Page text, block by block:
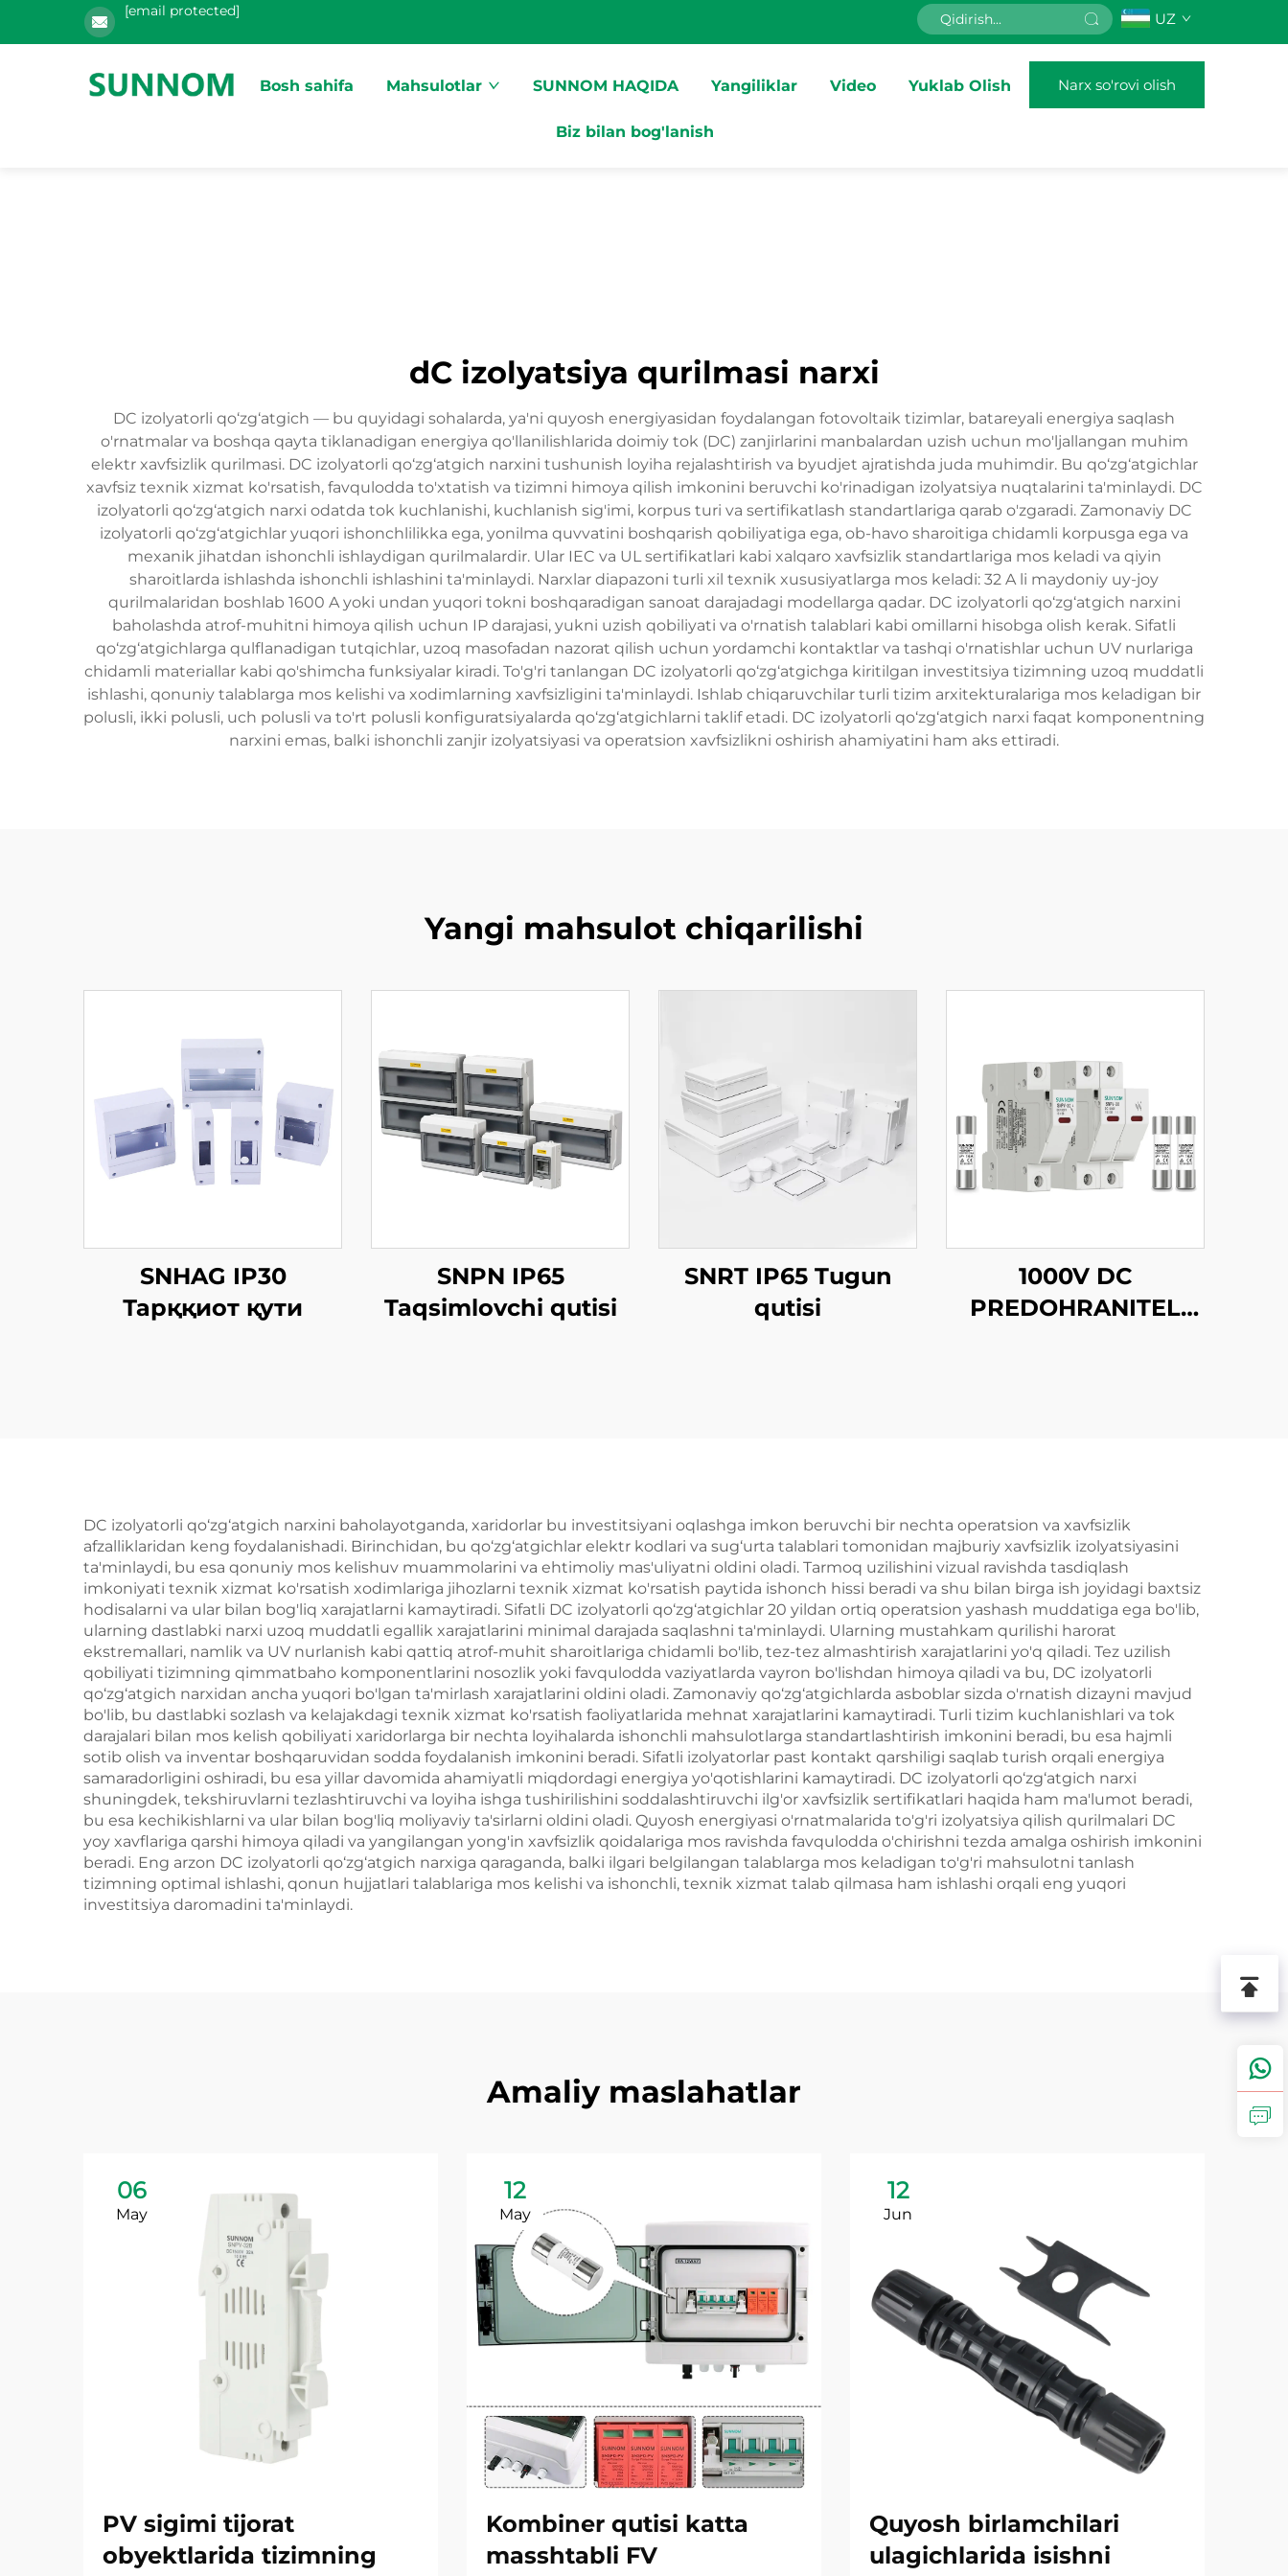
[email protected] UZ
Bosh sahifa Mahsulotlar SUNNOM HAQIDA Yangiliklar Video Yuklab Olish
Biz bilan bog'lanish
Narx so'rovi olish
dC izolyatsiya qurilmasi narxi
DC izolyatorli qo‘zg‘atgich — bu quyidagi sohalarda, ya'ni quyosh energiyasidan foydalangan fotovoltaik tizimlar, batareyali energiya saqlash
o'rnatmalar va boshqa qayta tiklanadigan energiya qo'llanilishlarida doimiy tok (DC) zanjirlarini manbalardan uzish uchun mo'ljallangan muhim
elektr xavfsizlik qurilmasi. DC izolyatorli qo‘zg‘atgich narxini tushunish loyiha rejalashtirish va byudjet ajratishda juda muhimdir. Bu qo‘zg‘atgichlar
xavfsiz texnik xizmat ko'rsatish, favqulodda to'xtatish va tizimni himoya qilish imkonini beruvchi ko'rinadigan izolyatsiya nuqtalarini ta'minlaydi. DC
izolyatorli qo‘zg‘atgich narxi odatda tok kuchlanishi, kuchlanish sig'imi, korpus turi va sertifikatlash standartlariga qarab o'zgaradi. Zamonaviy DC
izolyatorli qo‘zg‘atgichlar yuqori ishonchlilikka ega, yonilma quvvatini boshqarish qobiliyatiga ega, ob-havo sharoitiga chidamli korpusga ega va
mexanik jihatdan ishonchli ishlaydigan qurilmalardir. Ular IEC va UL sertifikatlari kabi xalqaro xavfsizlik standartlariga mos keladi va qiyin
sharoitlarda ishlashda ishonchli ishlashini ta'minlaydi. Narxlar diapazoni turli xil texnik xususiyatlarga mos keladi: 32 A li maydoniy uy-joy
qurilmalaridan boshlab 1600 A yoki undan yuqori tokni boshqaradigan sanoat darajadagi modellarga qadar. DC izolyatorli qo‘zg‘atgich narxini
baholashda atrof-muhitni himoya qilish uchun IP darajasi, yukni uzish qobiliyati va o'rnatish talablari kabi omillarni hisobga olish kerak. Sifatli
qo‘zg‘atgichlarga qulflanadigan tutqichlar, uzoq masofadan nazorat qilish uchun yordamchi kontaktlar va tashqi o'rnatishlar uchun UV nurlariga
chidamli materiallar kabi qo'shimcha funksiyalar kiradi. To'g'ri tanlangan DC izolyatorli qo‘zg‘atgichga kiritilgan investitsiya tizimning uzoq muddatli
ishlashi, qonuniy talablarga mos kelishi va xodimlarning xavfsizligini ta'minlaydi. Ishlab chiqaruvchilar turli tizim arxitekturalariga mos keladigan bir
polusli, ikki polusli, uch polusli va to'rt polusli konfiguratsiyalarda qo‘zg‘atgichlarni taklif etadi. DC izolyatorli qo‘zg‘atgich narxi faqat komponentning
narxini emas, balki ishonchli zanjir izolyatsiyasi va operatsion xavfsizlikni oshirish ahamiyatini ham aks ettiradi.
Yangi mahsulot chiqarilishi
SNHAG IP30
Тарққиот қути
SNPN IP65
Taqsimlovchi qutisi
SNRT IP65 Tugun
qutisi
1000V DC
PREDOHRANITEL
DC izolyatorli qo‘zg‘atgich narxini baholayotganda, xaridorlar bu investitsiyani oqlashga imkon beruvchi bir nechta operatsion va xavfsizlik
afzalliklaridan keng foydalanishadi. Birinchidan, bu qo‘zg‘atgichlar elektr kodlari va sug‘urta talablari tomonidan majburiy xavfsizlik izolyatsiyasini
ta'minlaydi, bu esa qonuniy mos kelishuv muammolarini va ehtimoliy mas'uliyatni oldini oladi. Tarmoq uzilishini vizual ravishda tasdiqlash
imkoniyati texnik xizmat ko'rsatish xodimlariga jihozlarni texnik xizmat ko'rsatish paytida ishonch hissi beradi va shu bilan birga ish joyidagi baxtsiz
hodisalarni va ular bilan bog'liq xarajatlarni kamaytiradi. Sifatli DC izolyatorli qo‘zg‘atgichlar 20 yildan ortiq operatsion yashash muddatiga ega bo'lib,
ularning dastlabki narxi uzoq muddatli egallik xarajatlarini minimal darajada saqlashni ta'minlaydi. Ularning mustahkam qurilishi harorat
ekstremallari, namlik va UV nurlanish kabi qattiq atrof-muhit sharoitlariga chidamli bo'lib, tez-tez almashtirish xarajatlarini yo'q qiladi. Tez uzilish
qobiliyati tizimning qimmatbaho komponentlarini nosozlik yoki favqulodda vaziyatlarda vayron bo'lishdan himoya qiladi va bu, DC izolyatorli
qo‘zg‘atgich narxidan ancha yuqori bo'lgan ta'mirlash xarajatlarini oldini oladi. Zamonaviy qo‘zg‘atgichlarda asboblar sizda o'rnatish dizayni mavjud
bo'lib, bu dastlabki sozlash va kelajakdagi texnik xizmat ko'rsatish faoliyatlarida mehnat xarajatlarini kamaytiradi. Turli tizim kuchlanishlari va tok
darajalari bilan mos kelish qobiliyati xaridorlarga bir nechta loyihalarda ishonchli mahsulotlarga standartlashtirish imkonini beradi, bu esa hajmli
sotib olish va inventar boshqaruvidan sodda foydalanish imkonini beradi. Sifatli izolyatorlar past kontakt qarshiligi saqlab turish orqali energiya
samaradorligini oshiradi, bu esa yillar davomida ahamiyatli miqdordagi energiya yo'qotishlarini kamaytiradi. DC izolyatorli qo‘zg‘atgich narxi
shuningdek, tekshiruvlarni tezlashtiruvchi va loyiha ishga tushirilishini soddalashtiruvchi ilg'or xavfsizlik sertifikatlari haqida ham ma'lumot beradi,
bu esa kechikishlarni va ular bilan bog'liq moliyaviy ta'sirlarni oldini oladi. Quyosh energiyasi o'rnatmalarida to'g'ri izolyatsiya qilish qurilmalari DC
yoy xavflariga qarshi himoya qiladi va yangilangan yong'in xavfsizlik qoidalariga mos ravishda favqulodda o'chirishni tezda amalga oshirish imkonini
beradi. Eng arzon DC izolyatorli qo‘zg‘atgich narxiga qaraganda, balki ilgari belgilangan talablarga mos keladigan to'g'ri mahsulotni tanlash
tizimning optimal ishlashi, qonun hujjatlari talablariga mos kelishi va ishonchli, texnik xizmat talab qilmasa ham ishlashi orqali eng yuqori
investitsiya daromadini ta'minlaydi.
Amaliy maslahatlar
06
May
PV sigimi tijorat
obyektlarida tizimning
12
May
Kombiner qutisi katta
masshtabli FV
12
Jun
Quyosh birlamchilari
ulagichlarida isishni